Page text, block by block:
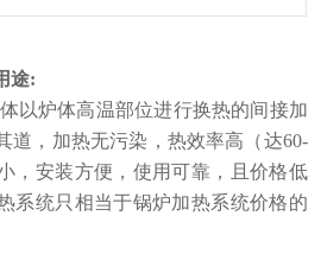
途:
以炉体高温部位进行换热的间接加
道，加热无污染，热效率高（达60-
，安装方便，使用可靠，且价格低
系统只相当于锅炉加热系统价格的